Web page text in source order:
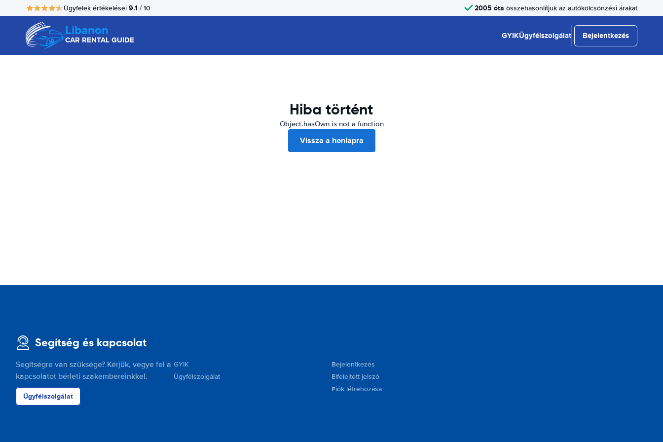
Ügyfelek értékelései 9.1 / 10 2005 óta összehasonlítjuk az autókölcsönzési árakat
Libanon
CAR RENTAL GUIDE GYIKÜgyfélszolgálat Bejelentkezés
Hiba történt
Object.hasOwn is not a function
Vissza a honlapra
Segítség és kapcsolat
Segítségre van szüksége? Kérjük, vegye fel a
kapcsolatot bérleti szakembereinkkel.
Ügyfélszolgálat
GYIK
Ügyfélszolgálat
Bejelentkezés
Elfelejtett jelszó
Fiók létrehozása